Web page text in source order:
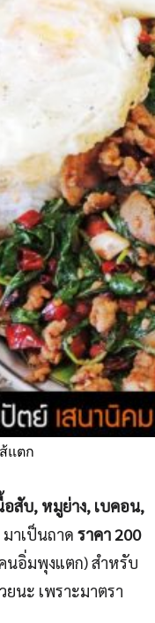
แตก
อสับ, หมูย่าง, เบคอน,
าเป็นถาด ราคา 200
นอิ่มพุงแตก) สำหรับ
นะ เพราะมาตรา